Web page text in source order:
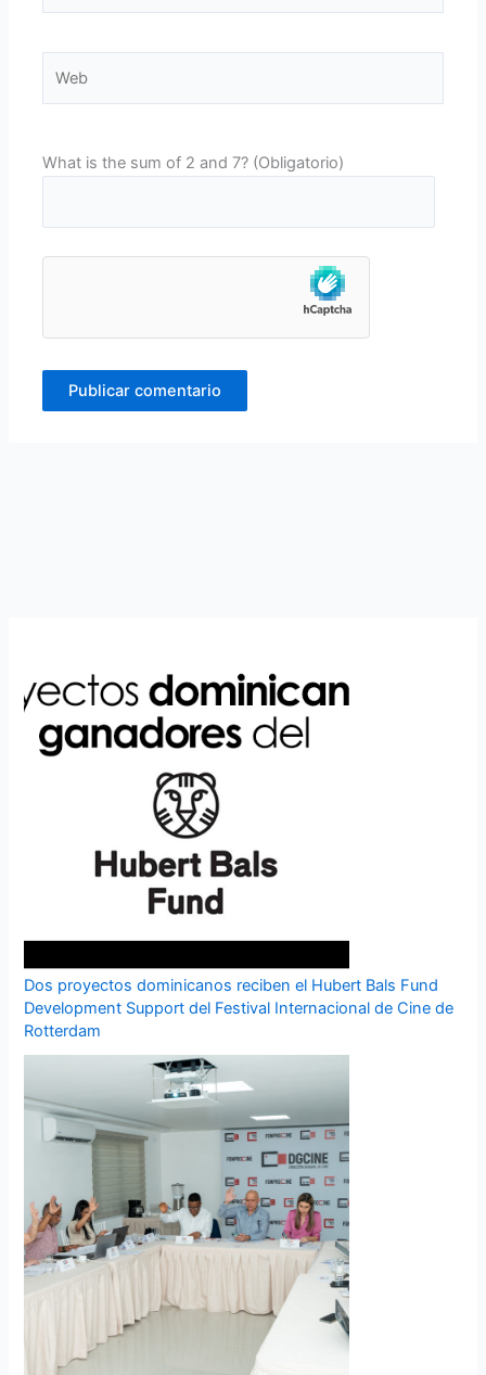
What is the sum of 2 and 7? (Obligatorio)
Dos proyectos dominicanos reciben el Hubert Bals Fund
Development Support del Festival Internacional de Cine de
Rotterdam